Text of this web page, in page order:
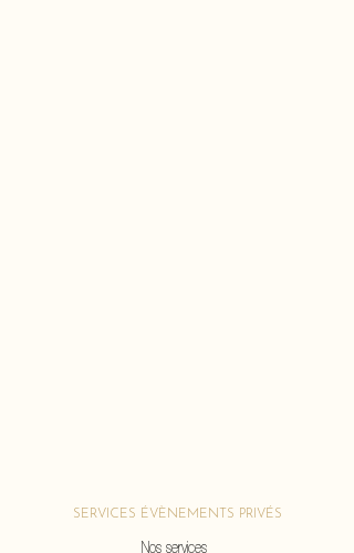
SERVICES ÉVÈNEMENTS PRIVÉS
Nos services